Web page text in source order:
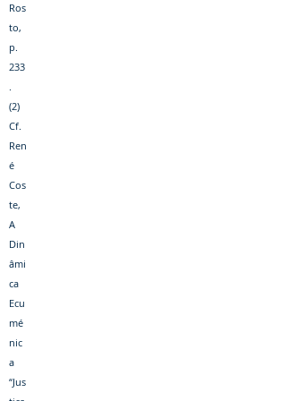
Ros
to,
p.
233
.
(2)
Cf.
Ren
é
Cos
te,
A
Din
âmi
ca
Ecu
mé
nic
a
“Jus